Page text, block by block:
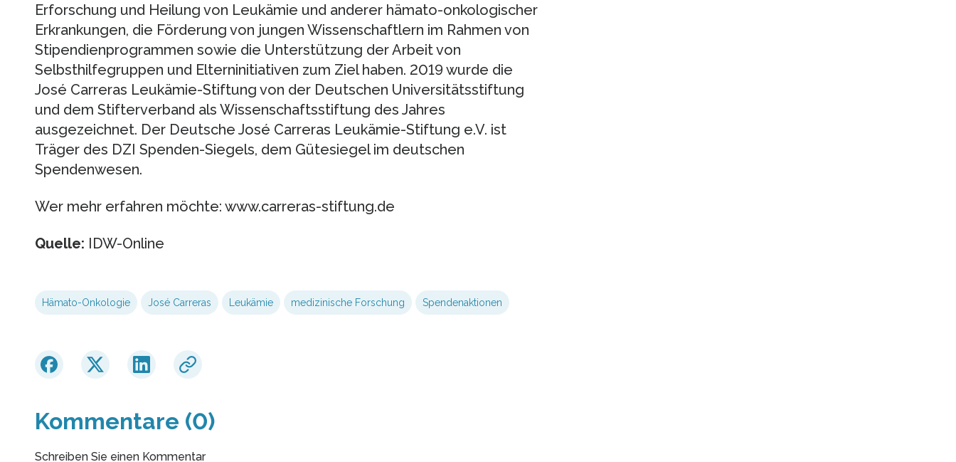
Erforschung und Heilung von Leukämie und anderer hämato-onkologischer
Erkrankungen, die Förderung von jungen Wissenschaftlern im Rahmen von
Stipendienprogrammen sowie die Unterstützung der Arbeit von
Selbsthilfegruppen und Elterninitiativen zum Ziel haben. 2019 wurde die
José Carreras Leukämie-Stiftung von der Deutschen Universitätsstiftung
und dem Stifterverband als Wissenschaftsstiftung des Jahres
ausgezeichnet. Der Deutsche José Carreras Leukämie-Stiftung e.V. ist
Träger des DZI Spenden-Siegels, dem Gütesiegel im deutschen
Spendenwesen.
Wer mehr erfahren möchte: www.carreras-stiftung.de
Quelle: IDW-Online
Hämato-Onkologie José Carreras Leukämie medizinische Forschung Spendenaktionen
Kommentare (0)
Schreiben Sie einen Kommentar